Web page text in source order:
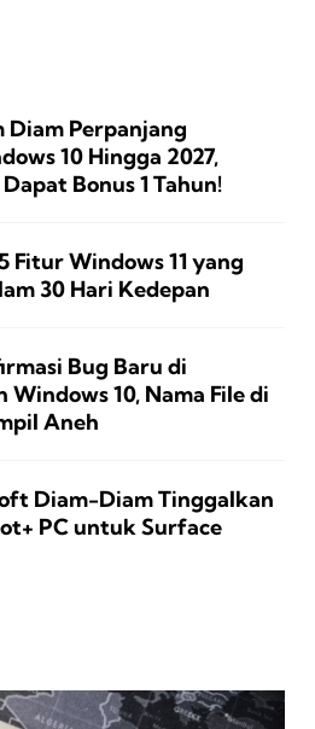
Perpanjang
10 Hingga 2027,
Bonus 1 Tahun!
Fitur Windows 11 yang
30 Hari Kedepan
Bug Baru di
Windows 10, Nama File di
Aneh
Diam-Diam Tinggalkan
PC untuk Surface